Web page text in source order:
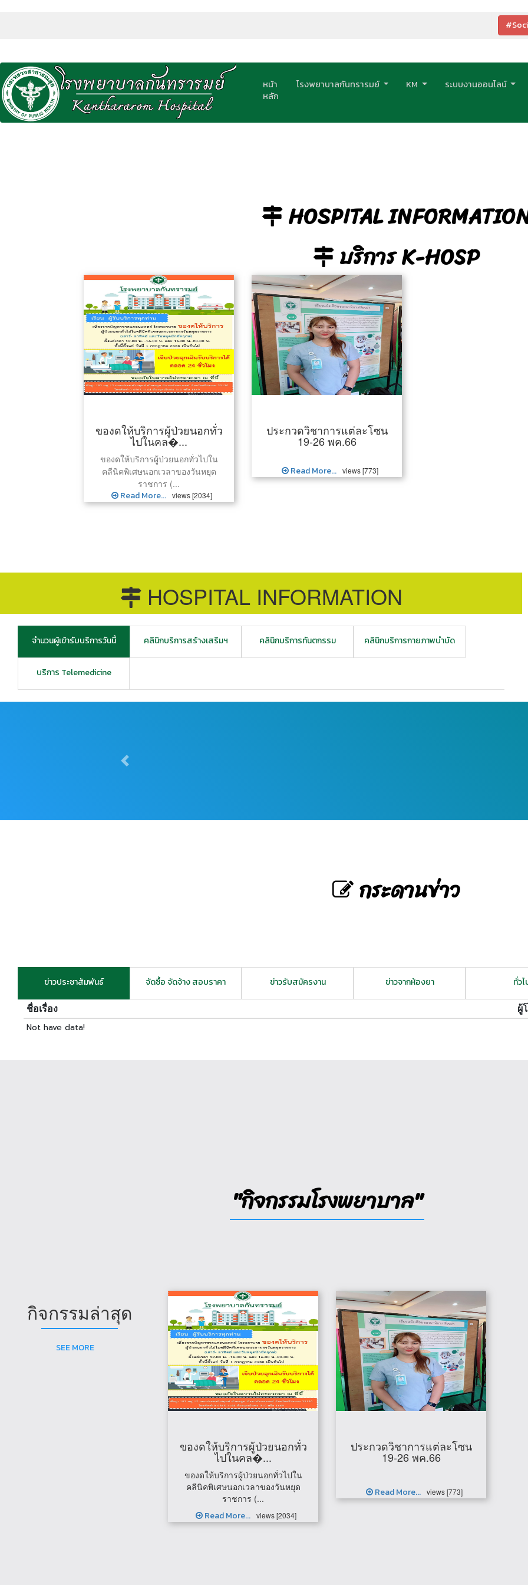
หน้า
หลัก
โรงพยาบาลกันทรารมย์ KM ระบบงานออนไลน์
HOSPITAL
บริการ K-HOSP
ของดให้บริการผู้ป่วยนอกทั่ว
ไปในคล�...
ของดให้บริการผู้ป่วยนอกทั่วไปใน
คลีนิคพิเศษนอกเวลาของวันหยุด
ราชการ (...
Read More... views [2034]
ประกวดวิชาการแต่ละโซน
19-26 พค.66
Read More... views [773]
HOSPITAL INFORMATION
จำนวนผู้เข้ารับบริการวันนี้ คลินิกบริการสร้างเสริมฯ คลินิกบริการทันตกรรม คลินิกบริการกายภาพบำบัด
บริการ Telemedicine
Previous
กระดานข่าว
ข่าวประชาสัมพันธ์ จัดซื้อ จัดจ้าง สอบราคา ข่าวรับสมัครงาน ข่าวจากห้องยา ทั่วไ
ชื่อเรื่อง ผู้
Not have data!
"กิจกรรมโรงพยาบาล"
กิจกรรมล่าสุด
SEE MORE
ของดให้บริการผู้ป่วยนอกทั่ว
ไปในคล�...
ของดให้บริการผู้ป่วยนอกทั่วไปใน
คลีนิคพิเศษนอกเวลาของวันหยุด
ราชการ (...
Read More... views [2034]
ประกวดวิชาการแต่ละโซน
19-26 พค.66
Read More... views [773]